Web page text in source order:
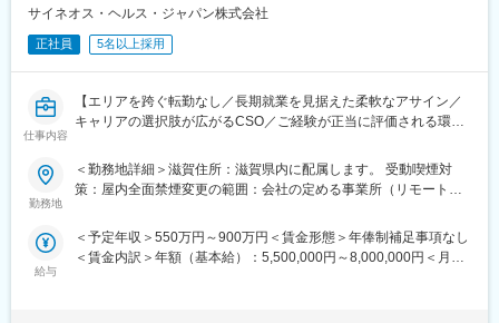
■各種プロジェクトを調整し、優先順位を管理
■設計レビュー、FAT、技術検討などで専門性を提供
■エンジニアの育成および年間評価へのフィードバック
【組織体制】
工場長直結の組織のため、部下等はおらず一人で業務遂行しても
らうことを想定しております。
【雇用元】
グループ会社「キャタレント滋賀株式会社」への在籍出向となり
勤務地：〒528-0068 滋賀県甲賀市水口町ひのきが丘35
事業内容：治験薬（臨床試験用医薬品）の包装・ラベリング
サイネオス・ヘルス・ジャパン株式会社
正社員 5名以上採用
仕事内容
【エリアを跨ぐ転勤なし／長期就業を見据えた柔軟なアサイン／
キャリアの選択肢が広がるCSO／ご経験が正当に評価される環
【はじめに】
～50代まで幅広く活躍しており、長期就業も叶う環境です。
勤務地
＜勤務地詳細＞滋賀住所：滋賀県内に配属します。 受動喫煙対
策：屋内全面禁煙変更の範囲：会社の定める事業所（リモートワ
給与
＜予定年収＞550万円～900万円＜賃金形態＞年俸制補足事項なし
＜賃金内訳＞年額（基本給）：5,500,000円～8,000,000円＜月額